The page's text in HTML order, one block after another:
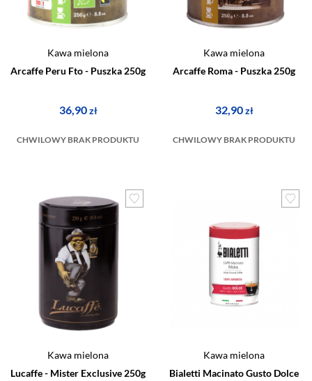
Kawa mielona
Arcaffe Peru Fto - Puszka 250g
36,90zł
CHWILOWY BRAK PRODUKTU
Kawa mielona
Arcaffe Roma - Puszka 250g
32,90zł
CHWILOWY BRAK PRODUKTU
Kawa mielona
Lucaffe - Mister Exclusive 250g
Kawa mielona
Bialetti Macinato Gusto Dolce